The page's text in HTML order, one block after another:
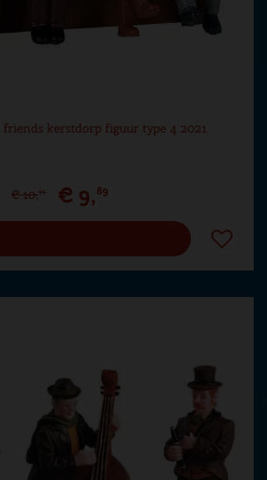
kerstdorp figuur type 4 2021
€ 10,99 € 9,89